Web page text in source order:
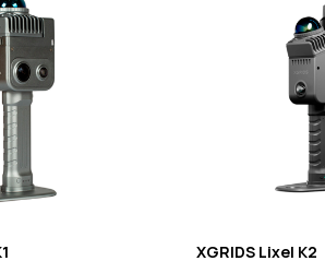
XGRIDS Lixel K2